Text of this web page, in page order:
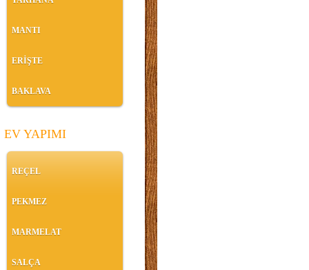
MANTI
ERİŞTE
BAKLAVA
EV YAPIMI
REÇEL
PEKMEZ
MARMELAT
SALÇA